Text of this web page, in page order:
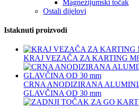
Magnezijumski točak
Ostali dijelovi
Istaknuti proizvodi
KRAJ VEZAČA ZA KARTING
CRNA ANODIZIRANA
GLAVČINA OD 30 mm